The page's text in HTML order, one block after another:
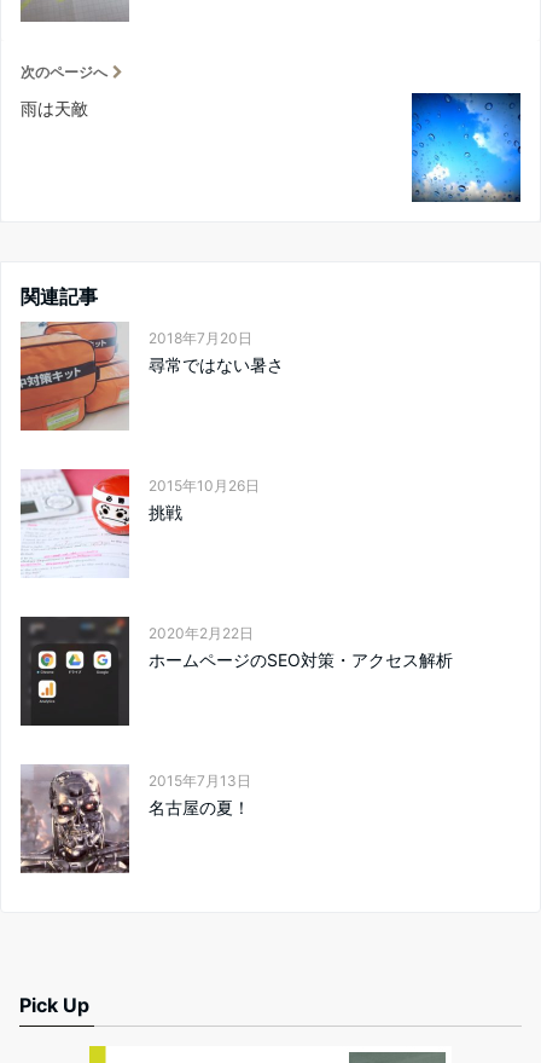
次のページへ
雨は天敵
関連記事
2018年7月20日
尋常ではない暑さ
2015年10月26日
挑戦
2020年2月22日
ホームページのSEO対策・アクセス解析
2015年7月13日
名古屋の夏！
Pick Up